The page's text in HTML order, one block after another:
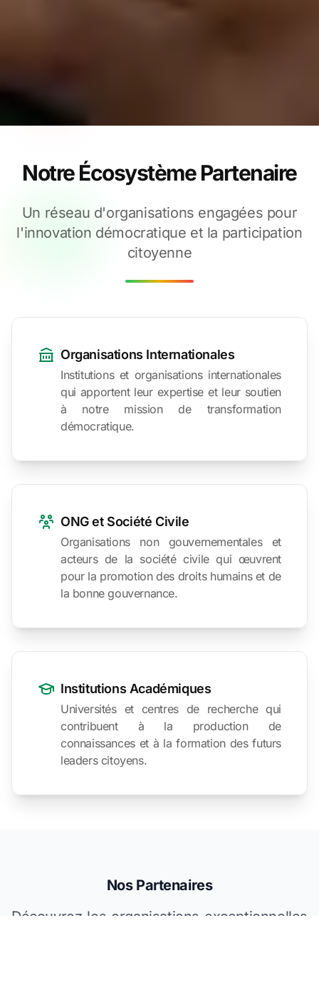
Notre Écosystème Partenaire
Un réseau d'organisations engagées pour
l'innovation démocratique et la participation
citoyenne
Organisations Internationales
Institutions et organisations internationales
qui apportent leur expertise et leur soutien
à notre mission de transformation
démocratique.
ONG et Société Civile
Organisations non gouvernementales et
acteurs de la société civile qui œuvrent
pour la promotion des droits humains et de
la bonne gouvernance.
Institutions Académiques
Universités et centres de recherche qui
contribuent à la production de
connaissances et à la formation des futurs
leaders citoyens.
Nos Partenaires
Découvrez les organisations exceptionnelles